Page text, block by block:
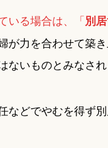
いる場合は、「別
が力を合わせて築
ないものとみなされ
などでやむを得ず